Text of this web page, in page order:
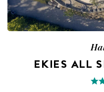
EKIES ALL